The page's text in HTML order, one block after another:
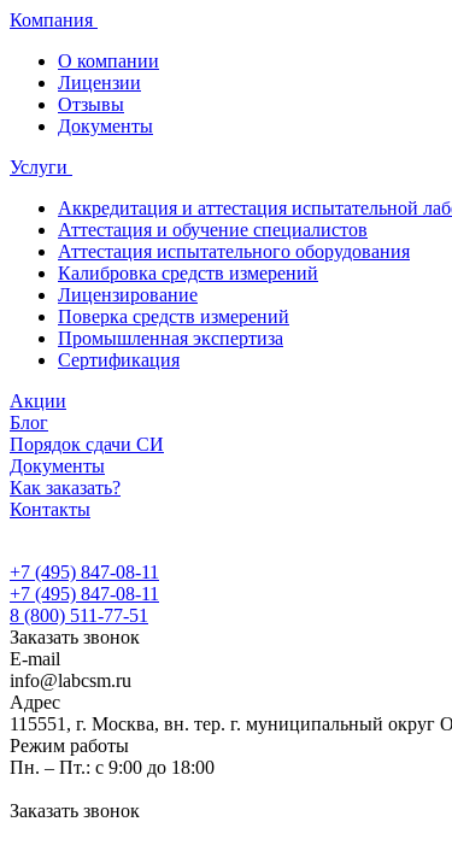
Компания
О компании
Лицензии
Отзывы
Документы
Услуги
Аккредитация и аттестация испытательной
Аттестация и обучение специалистов
Аттестация испытательного оборудования
Калибровка средств измерений
Лицензирование
Поверка средств измерений
Промышленная экспертиза
Сертификация
Акции
Блог
Порядок сдачи СИ
Документы
Как заказать?
Контакты
+7 (495) 847-08-11
+7 (495) 847-08-11
8 (800) 511-77-51
Заказать звонок
E-mail
info@labcsm.ru
Адрес
115551, г. Москва, вн. тер. г. муниципальный
Режим работы
Пн. – Пт.: с 9:00 до 18:00
Заказать звонок